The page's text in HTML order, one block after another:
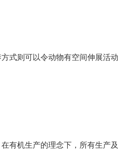
式则可以令动物有空间伸展活
有机生产的理念下，所有生产